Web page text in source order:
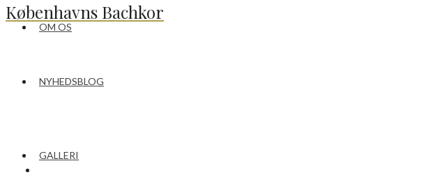
OM OS
Københavns Bachkor
NYHEDSBLOG
GALLERI